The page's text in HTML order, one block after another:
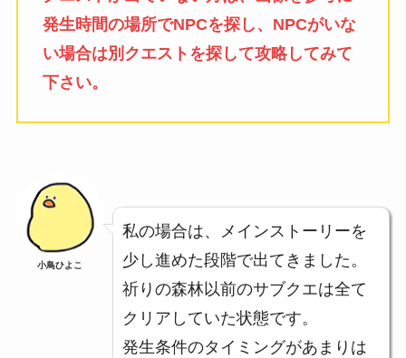
発生時間の場所でNPCを探し、NPCがいな
い場合は別クエストを探して攻略してみて
下さい。
小鳥ひよこ
私の場合は、メインストーリーを
少し進めた段階で出てきました。
祈りの森林以前のサブクエは全て
クリアしていた状態です。
発生条件のタイミングがあまりは